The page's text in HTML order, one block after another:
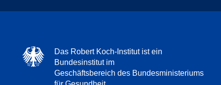
Das Robert Koch-Institut ist ein
Bundesinstitut im
Geschäftsbereich des Bundesministeriums